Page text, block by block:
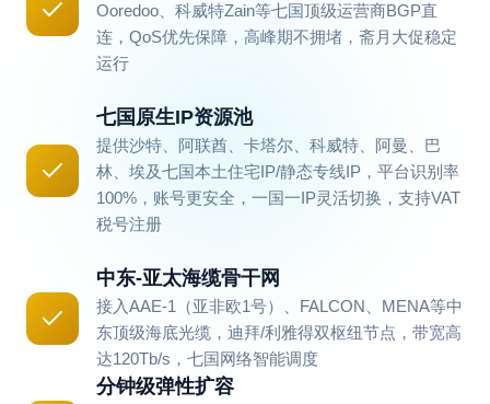
Ooredoo、科威特Zain等七国顶级运营商BGP直
连，QoS优先保障，高峰期不拥堵，斋月大促稳定
运行
七国原生IP资源池
提供沙特、阿联酋、卡塔尔、科威特、阿曼、巴
林、埃及七国本土住宅IP/静态专线IP，平台识别率
100%，账号更安全，一国一IP灵活切换，支持VAT
税号注册
中东-亚太海缆骨干网
接入AAE-1（亚非欧1号）、FALCON、MENA等中
东顶级海底光缆，迪拜/利雅得双枢纽节点，带宽高
达120Tb/s，七国网络智能调度
分钟级弹性扩容